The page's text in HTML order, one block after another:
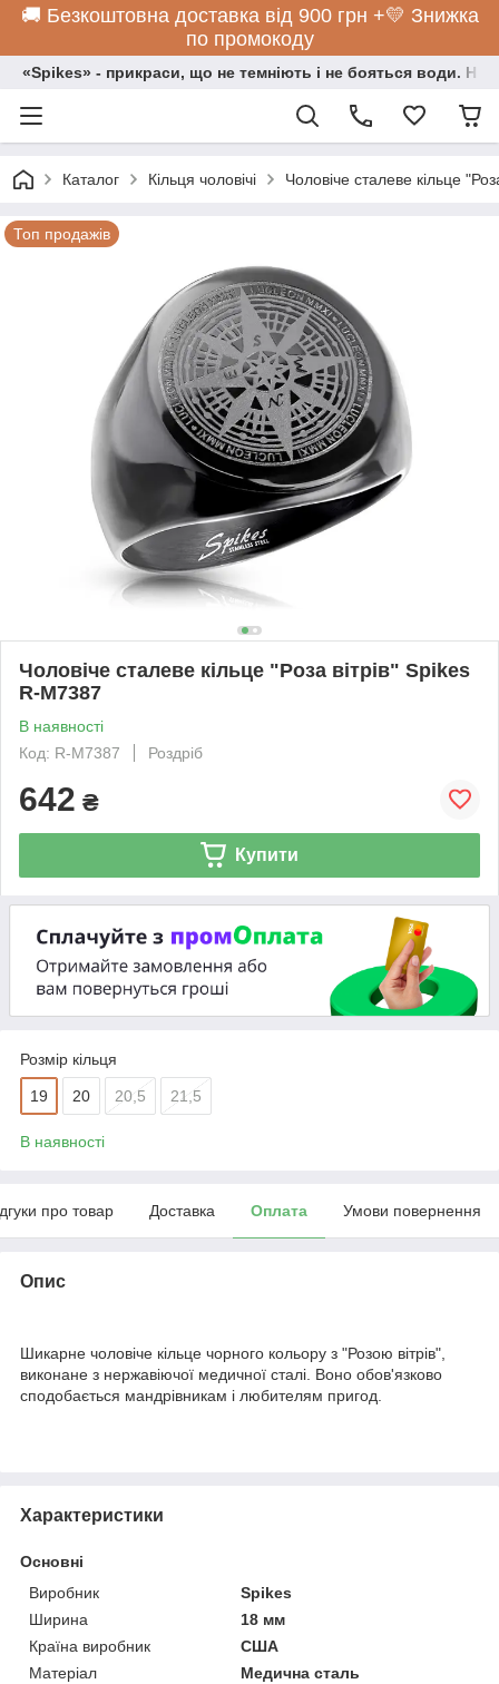
🚚 Безкоштовна доставка від 900 грн +💛 Знижка
по промокоду
«Spikes» - прикраси, що не темніють і не бояться води.
Каталог Кільця чоловічі Чоловіче сталеве кільце
Топ продажів
Чоловіче сталеве кільце "Роза вітрів" Spikes
R-M7387
В наявності
Код: R-M7387
Роздріб
642 ₴
Купити
Розмір кільця
19 20 20,5 21,5
В наявності
про товар Доставка Оплата Умови повернення
Опис
Шикарне чоловіче кільце чорного кольору з "Розою вітрів",
виконане з нержавіючої медичної сталі. Воно обов'язково
сподобається мандрівникам і любителям пригод.
Характеристики
Основні
Виробник
Spikes
Ширина
18 мм
Країна виробник
США
Матеріал
Медична сталь